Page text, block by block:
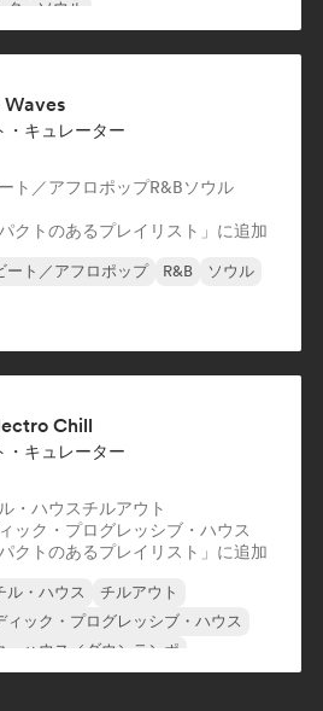
ク ソウル
・キュレーター
ト／アフロポップR&Bソウル
クトのあるプレイリスト」に追加
ート／アフロポップ R&B
ソウル
Chill
・キュレーター
・ハウスチルアウト
ック・プログレッシブ・ハウス
クトのあるプレイリスト」に追加
ル・ハウス
チルアウト
ィック・プログレッシブ・ハウス
・ハウス／ダウンテンポ